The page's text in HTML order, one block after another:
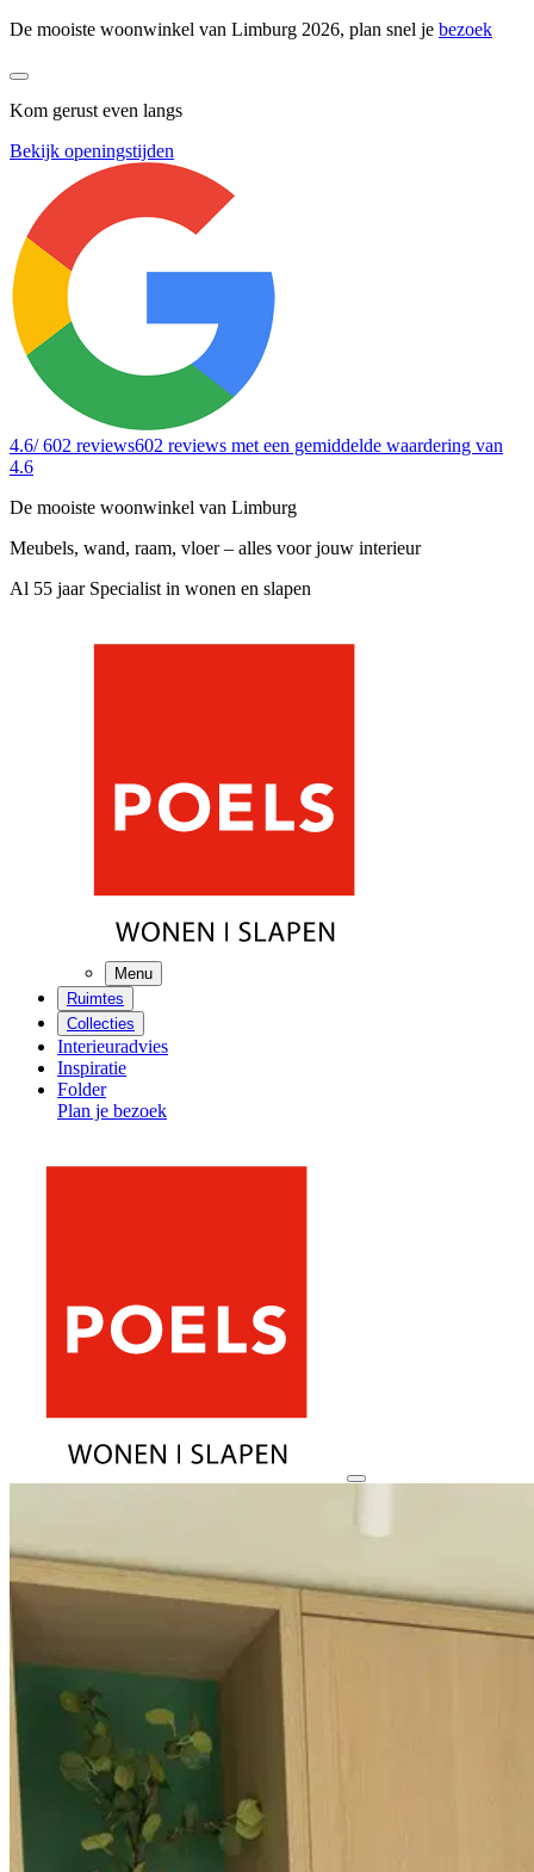
De mooiste woonwinkel van Limburg 2026, plan snel je bezoek
Kom gerust even langs
Bekijk openingstijden
4.6/ 602 reviews602 reviews met een gemiddelde waardering van
4.6
De mooiste woonwinkel van Limburg
Meubels, wand, raam, vloer – alles voor jouw interieur
Al 55 jaar Specialist in wonen en slapen
Menu
Ruimtes
Collecties
Interieuradvies
Inspiratie
Folder
Plan je bezoek